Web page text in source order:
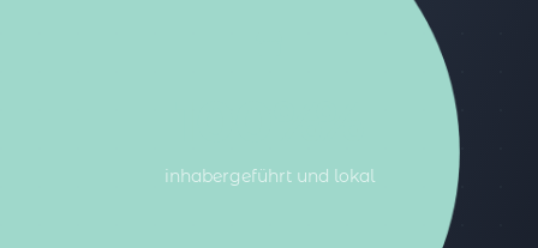
inhabergeführt und lokal